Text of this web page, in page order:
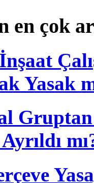
en çok
Yasak
Gruptan